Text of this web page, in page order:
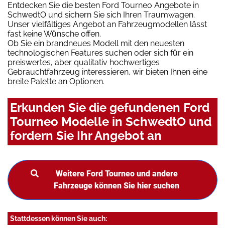
Entdecken Sie die besten Ford Tourneo Angebote in
SchwedtO und sichern Sie sich Ihren Traumwagen.
Unser vielfältiges Angebot an Fahrzeugmodellen lässt
fast keine Wünsche offen.
Ob Sie ein brandneues Modell mit den neuesten
technologischen Features suchen oder sich für ein
preiswertes, aber qualitativ hochwertiges
Gebrauchtfahrzeug interessieren, wir bieten Ihnen eine
breite Palette an Optionen.
Erkunden Sie die gefundenen Ford
Tourneo Modelle in SchwedtO und
fordern Sie Ihr Angebot an
Weitere Ford Tourneo und andere
Fahrzeuge können Sie hier suchen
Stattdessen können Sie auch: